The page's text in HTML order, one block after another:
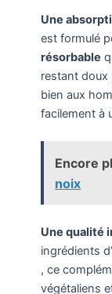
Une
est formulé
résorbable
restant doux
bien aux
facilement à
Encore
noix
Une qualité
ingrédients
, ce
végétaliens